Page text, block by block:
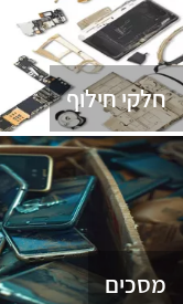
חלקי חילוף
מסכים